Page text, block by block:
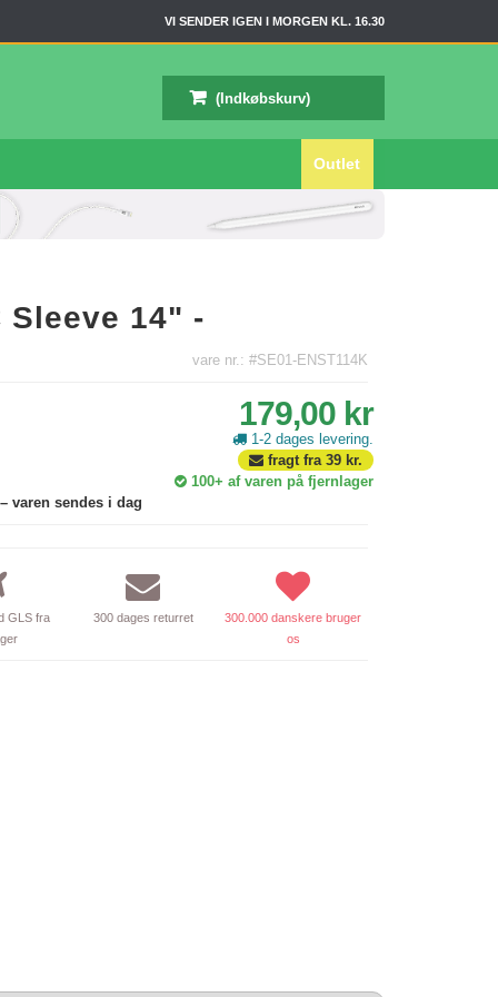
VI SENDER IGEN I MORGEN KL. 16.30
Outlet
(Indkøbskurv)
Sleeve 14" -
vare nr.: #SE01-ENST114K
179,00 kr
1-2 dages levering.
fragt fra 39 kr.
100+ af varen på fjernlager
varen sendes i dag
GLS fra
300 dages returret
300.000 danskere bruger
os